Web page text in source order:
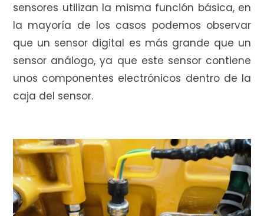
o
d
c
sensores utilizan la misma función básica, en
la mayoría de los casos podemos observar
que un sensor digital es más grande que un
sensor análogo, ya que este sensor contiene
unos componentes electrónicos dentro de la
caja del sensor.